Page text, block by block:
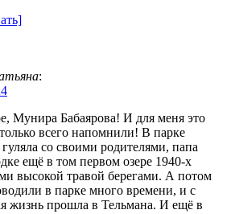
:
Мунира Бабаярова! И для меня это
всего напомнили! В парке
со своими родителями, папа
ещё в том первом озере 1940-х
высокой травой берегами. А потом
в парке много времени, и с
жизнь прошла в Тельмана. И ещё в